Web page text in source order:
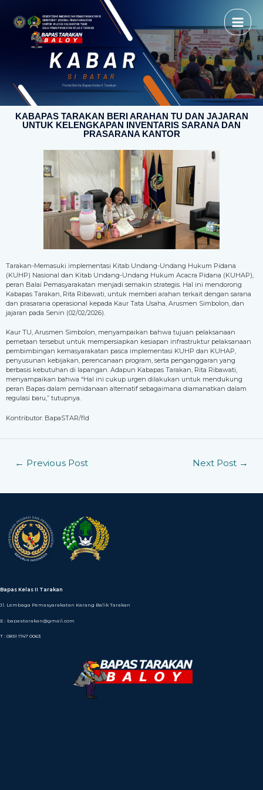
KABAPAS TARAKAN BERI ARAHAN TU DAN JAJARAN
UNTUK KELENGKAPAN INVENTARIS SARANA DAN
PRASARANA KANTOR
Tarakan-Memasuki implementasi Kitab Undang-Undang Hukum Pidana
(KUHP) Nasional dan Kitab Undang-Undang Hukum Acacra Pidana (KUHAP),
peran Balai Pemasyarakatan menjadi semakin strategis. Hal ini mendorong
Kabapas Tarakan, Rita Ribawati, untuk memberi arahan terkait dengan sarana
dan prasarana operasional kepada Kaur Tata Usaha, Arusmen Simbolon, dan
jajaran pada Senin (02/02/2026).
Kaur TU, Arusmen Simbolon, menyampaikan bahwa tujuan pelaksanaan
pemetaan tersebut untuk mempersiapkan kesiapan infrastruktur pelaksanaan
pembimbingan kemasyarakatan pasca implementasi KUHP dan KUHAP,
penyusunan kebijakan, perencanaan program, serta penganggaran yang
berbasis kebutuhan di lapangan. Adapun Kabapas Tarakan, Rita Ribawati,
menyampaikan bahwa “Hal ini cukup urgen dilakukan untuk mendukung
peran Bapas dalam pemidanaan alternatif sebagaimana diamanatkan dalam
regulasi baru,” tutupnya.
Kontributor: BapaSTAR/fld
← Previous Post Next Post →
Bapas Kelas II Tarakan
Jl. Lembaga Pemasyarakatan Karang Balik Tarakan
E : bapastarakan@gmail.com
T : 0851 1747 0063